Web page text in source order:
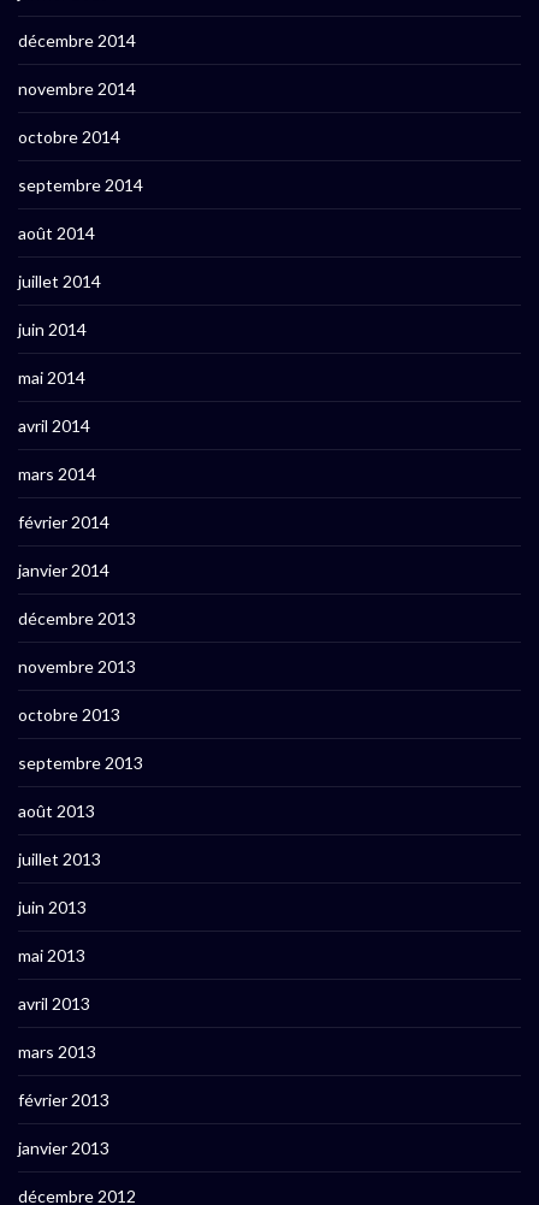
décembre 2014
novembre 2014
octobre 2014
septembre 2014
août 2014
juillet 2014
juin 2014
mai 2014
avril 2014
mars 2014
février 2014
janvier 2014
décembre 2013
novembre 2013
octobre 2013
septembre 2013
août 2013
juillet 2013
juin 2013
mai 2013
avril 2013
mars 2013
février 2013
janvier 2013
décembre 2012